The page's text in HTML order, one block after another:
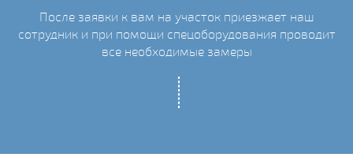
После заявки к вам на участок приезжает наш
сотрудник и при помощи спецоборудования проводит
все необходимые замеры